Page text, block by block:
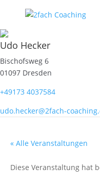
Udo Hecker
Bischofsweg 6
01097 Dresden
+49173 4037584
udo.hecker@2fach-
« Alle Veranstaltungen
Diese Veranstaltung hat